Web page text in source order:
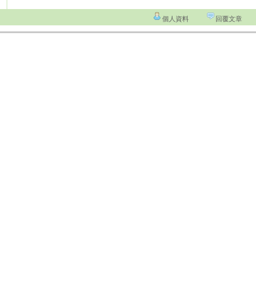
個人資料 回覆文章